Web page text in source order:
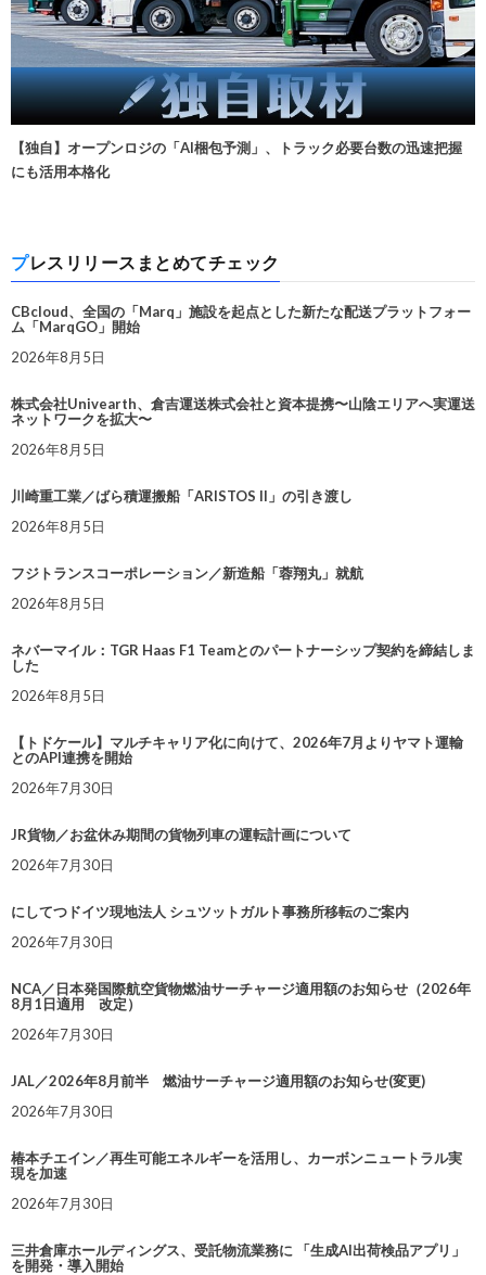
【独自】オープンロジの「AI梱包予測」、トラック必要台数の迅速把握
にも活用本格化
プレスリリースまとめてチェック
CBcloud、全国の「Marq」施設を起点とした新たな配送プラットフォー
ム「MarqGO」開始
2026年8月5日
株式会社Univearth、倉吉運送株式会社と資本提携〜山陰エリアへ実運送
ネットワークを拡大〜
2026年8月5日
川崎重工業／ばら積運搬船「ARISTOS II」の引き渡し
2026年8月5日
フジトランスコーポレーション／新造船「蓉翔丸」就航
2026年8月5日
ネバーマイル：TGR Haas F1 Teamとのパートナーシップ契約を締結しま
した
2026年8月5日
【トドケール】マルチキャリア化に向けて、2026年7月よりヤマト運輸
とのAPI連携を開始
2026年7月30日
JR貨物／お盆休み期間の貨物列車の運転計画について
2026年7月30日
にしてつドイツ現地法人 シュツットガルト事務所移転のご案内
2026年7月30日
NCA／日本発国際航空貨物燃油サーチャージ適用額のお知らせ（2026年
8月1日適用 改定）
2026年7月30日
JAL／2026年8月前半 燃油サーチャージ適用額のお知らせ(変更)
2026年7月30日
椿本チエイン／再生可能エネルギーを活用し、カーボンニュートラル実
現を加速
2026年7月30日
三井倉庫ホールディングス、受託物流業務に 「生成AI出荷検品アプリ」
を開発・導入開始